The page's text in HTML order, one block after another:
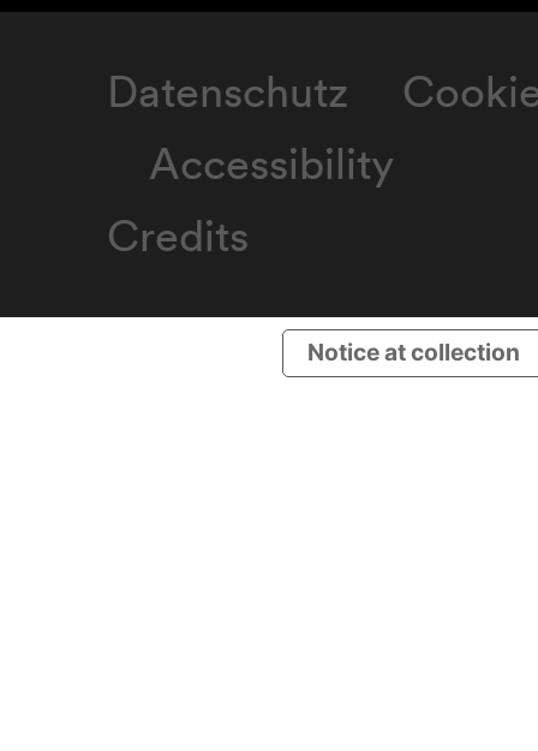
Datenschutz
Accessibility
Credits
Notice at collection